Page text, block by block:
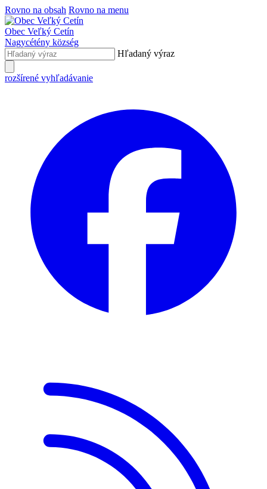
Rovno na obsah Rovno na menu
Obec Veľký Cetín
Nagycétény község
Hľadaný výraz
rozšírené vyhľadávanie